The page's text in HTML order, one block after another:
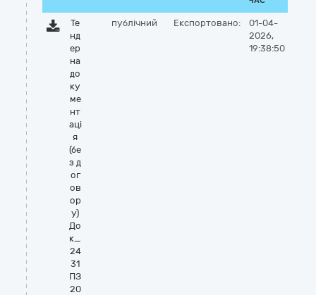
Те
нд
ер
на
до
ку
ме
нт
аці
я
(бе
з д
ог
ов
ор
у)
До
к_
24
31
ПЗ
20
публічний Експортовано:
01-04-
2026,
19:38:50